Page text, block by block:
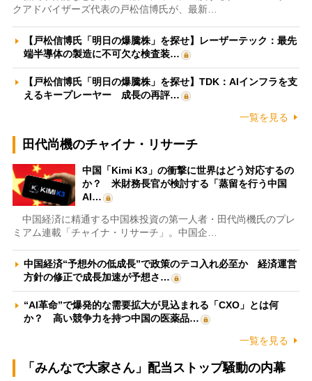
クアドバイザーズ代表の戸松信博氏が、最新…
【戸松信博氏「明日の爆騰株」を探せ】レーザーテック：最先
端半導体の製造に不可欠な検査装…
【戸松信博氏「明日の爆騰株」を探せ】TDK：AIインフラを支
えるキープレーヤー 成長の再評…
一覧を見る
田代尚機のチャイナ・リサーチ
中国「Kimi K3」の衝撃に世界はどう対応するの
か？ 米財務長官が検討する「蒸留を行う中国
AI…
中国経済に精通する中国株投資の第一人者・田代尚機氏のプレ
ミアム連載「チャイナ・リサーチ」。中国企…
中国経済“予想外の低成長”で政策のテコ入れ必至か 経済運営
方針の修正で成長加速が予想さ…
“AI革命”で爆発的な需要拡大が見込まれる「CXO」とは何
か？ 高い競争力を持つ中国の医薬品…
一覧を見る
「みんなで大家さん」配当ストップ騒動の内幕